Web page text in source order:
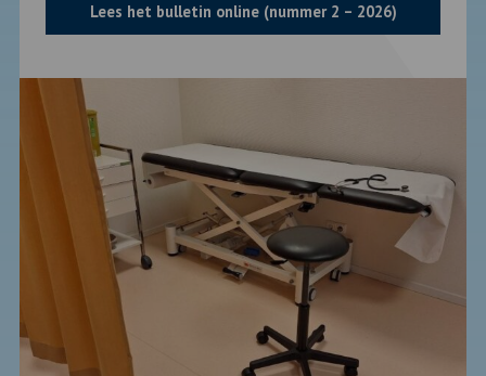
Lees het bulletin online (nummer 2 – 2026)